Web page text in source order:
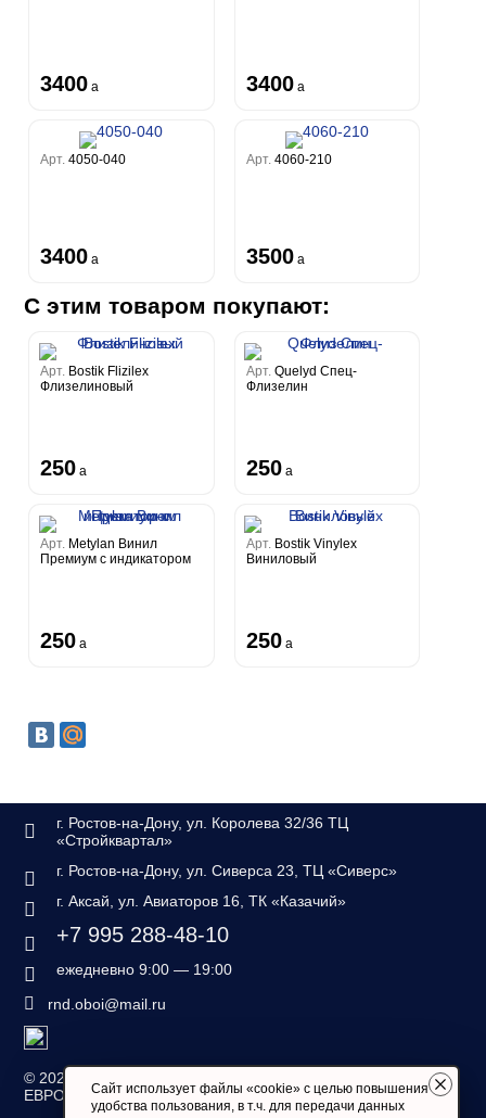
3400 a 3400 a
Арт.4050-040
3400 a
Арт. 4060-210
3500 a
С этим товаром покупают:
Арт. Bostik Flizilex
Флизелиновый
250 a
Арт. Quelyd Спец-
Флизелин
250 a
Арт. Metylan Винил
Премиум с индикатором
250 a
Арт. Bostik Vinylex
Виниловый
250 a
г. Ростов-на-Дону, ул. Королева 32/36 ТЦ
«Стройквартал»
г. Ростов-на-Дону, ул. Сиверса 23, ТЦ «Сиверс»
г. Аксай, ул. Авиаторов 16, ТК «Казачий»
+7 995 288-48-10
ежедневно 9:00 — 19:00
rnd.oboi@mail.ru
© 2026 — «Дом обоев
ЕВРОСТИЛЬ»Сайт использует файлы «cookie» с целью повышения
удобства пользования, в т.ч. для передачи данных